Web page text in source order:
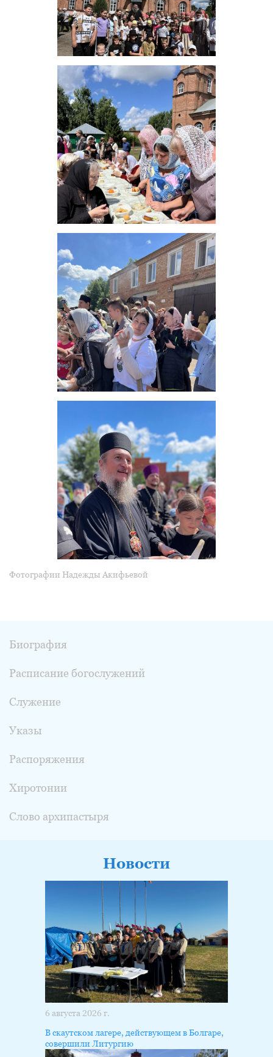
Фотографии Надежды Акифьевой
Биография
Расписание богослужений
Служение
Указы
Распоряжения
Хиротонии
Слово архипастыря
Новости
6 августа 2026 г.
В скаутском лагере, действующем в Болгаре,
совершили Литургию